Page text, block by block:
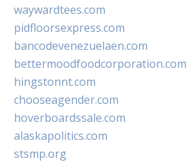
waywardtees.com
pidfloorsexpress.com
bancodevenezuelaen.com
bettermoodfoodcorporation.com
hingstonnt.com
chooseagender.com
hoverboardssale.com
alaskapolitics.com
stsmp.org